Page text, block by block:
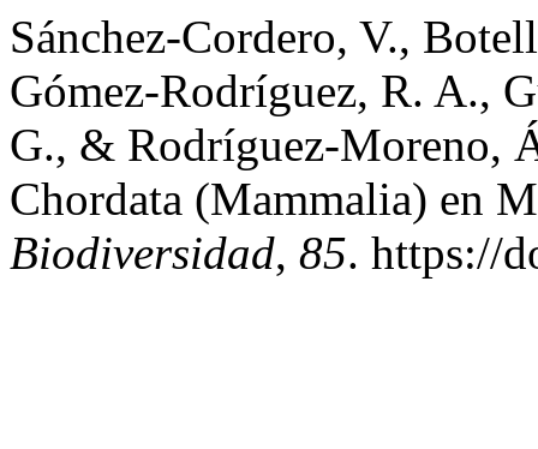
Sánchez-Cordero, V.,
Gómez-Rodríguez, R. A.,
G., & Rodríguez-Moreno,
Chordata (Mammalia) en
Biodiversidad, 85. https://